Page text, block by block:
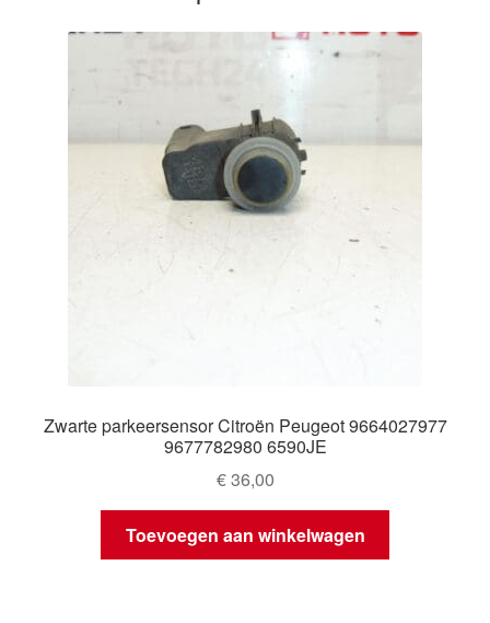
Zwarte parkeersensor Citroën Peugeot 9664027977
9677782980 6590JE
€36,00
Toevoegen aan winkelwagen